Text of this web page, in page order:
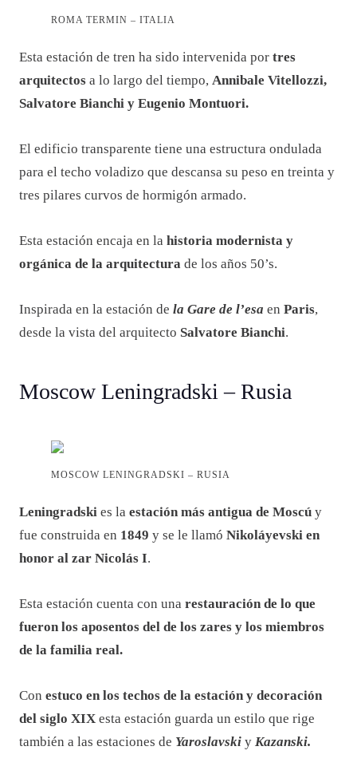
ROMA TERMIN – ITALIA
Esta estación de tren ha sido intervenida por tres
arquitectos a lo largo del tiempo, Annibale Vitellozzi,
Salvatore Bianchi y Eugenio Montuori.
El edificio transparente tiene una estructura ondulada
para el techo voladizo que descansa su peso en treinta y
tres pilares curvos de hormigón armado.
Esta estación encaja en la historia modernista y
orgánica de la arquitectura de los años 50’s.
Inspirada en la estación de la Gare de l’esa en Paris,
desde la vista del arquitecto Salvatore Bianchi.
Moscow Leningradski – Rusia
MOSCOW LENINGRADSKI – RUSIA
Leningradski es la estación más antigua de Moscú y
fue construida en 1849 y se le llamó Nikoláyevski en
honor al zar Nicolás I.
Esta estación cuenta con una restauración de lo que
fueron los aposentos del de los zares y los miembros
de la familia real.
Con estuco en los techos de la estación y decoración
del siglo XIX esta estación guarda un estilo que rige
también a las estaciones de Yaroslavski y Kazanski.